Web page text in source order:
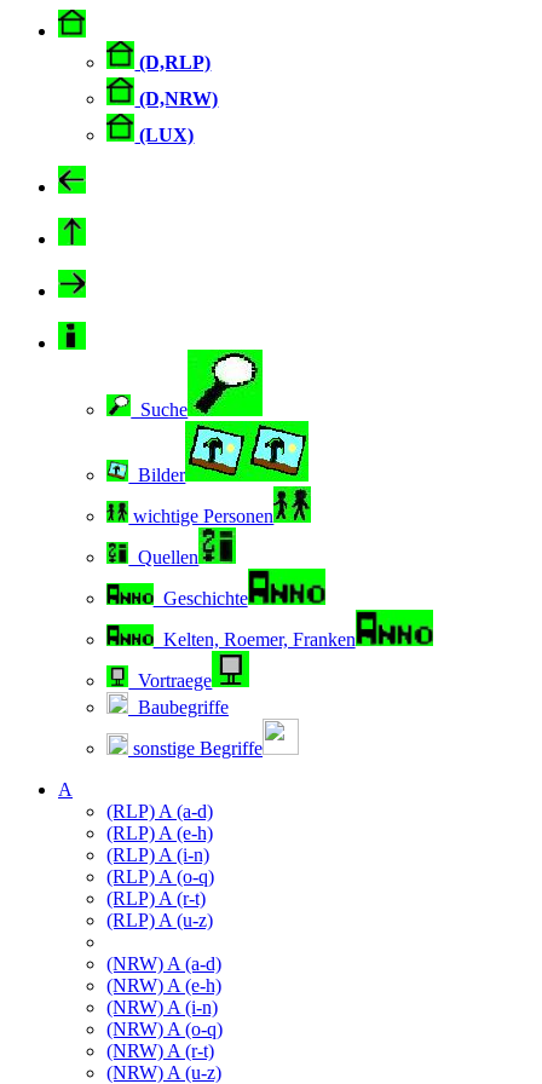
(D,RLP)
(D,NRW)
(LUX)
Suche
Bilder
wichtige Personen
Quellen
Geschichte
Kelten, Roemer, Franken
Vortraege
Baubegriffe
sonstige Begriffe
A
(RLP) A (a-d)
(RLP) A (e-h)
(RLP) A (i-n)
(RLP) A (o-q)
(RLP) A (r-t)
(RLP) A (u-z)
(NRW) A (a-d)
(NRW) A (e-h)
(NRW) A (i-n)
(NRW) A (o-q)
(NRW) A (r-t)
(NRW) A (u-z)